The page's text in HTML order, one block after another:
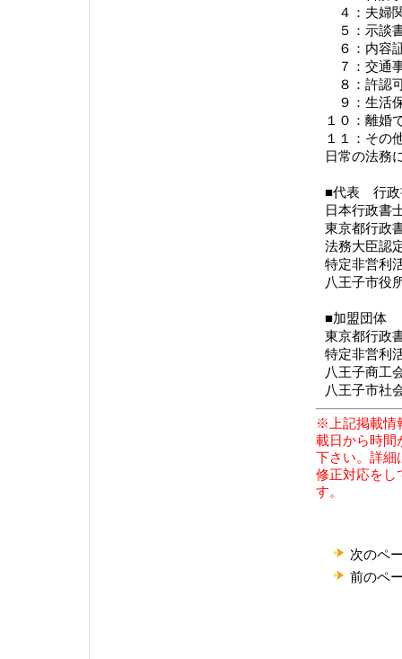
４：夫婦
５：示談
６：内容
７：交通
８：許認
９：生活
１０：離婚
１１：その
日常の法務
■代表 行
日本行政書
東京都行政
法務大臣認
特定非営利
八王子市役
■加盟団体
東京都行政
特定非営利
八王子商工
八王子市社
※上記掲載情
載日から時間
下さい。詳細
修正対応をし
す。
次のペ
前のペ